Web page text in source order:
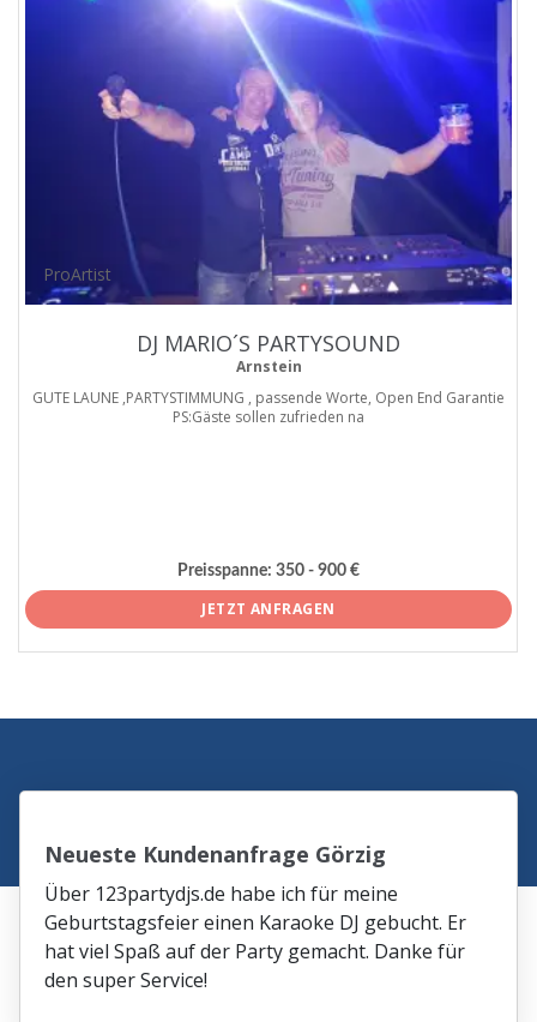
ProArtist
DJ MARIO´S PARTYSOUND
Arnstein
GUTE LAUNE ,PARTYSTIMMUNG , passende Worte, Open End Garantie
PS:Gäste sollen zufrieden na
Preisspanne: 350 - 900 €
JETZT ANFRAGEN
Neueste Kundenanfrage Görzig
Über 123partydjs.de habe ich für meine
Geburtstagsfeier einen Karaoke DJ gebucht. Er
hat viel Spaß auf der Party gemacht. Danke für
den super Service!